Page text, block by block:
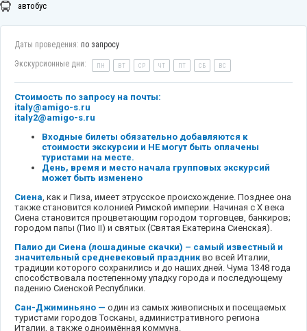
автобус
Даты проведения: по запросу
Экскурсионные дни:
ПН ВТ СР ЧТ ПТ СБ ВС
Стоимость по запросу на почты:
italy@amigo-s.ru
italy2@amigo-s.ru
Входные билеты обязательно добавляются к
стоимости экскурсии и НЕ могут быть оплачены
туристами на месте.
День, время и место начала групповых экскурсий
может быть изменено
Сиена, как и Пиза, имеет этрусское происхождение. Позднее она
также становится колонией Римской империи. Начиная с X века
Сиена становится процветающим городом торговцев, банкиров;
городом папы (Пио II) и святых (Святая Екатерина Сиенская).
Палио ди Сиена (лошадиные скачки) – самый известный и
значительный средневековый праздникво всей Италии,
традиции которого сохранились и до наших дней. Чума 1348 года
способствовала постепенному упадку города и последующему
падению Сиенской Республики.
Сан-Джиминьяно — один из самых живописных и посещаемых
туристами городов Тосканы, административного региона
Италии, а также одноимённая коммуна.